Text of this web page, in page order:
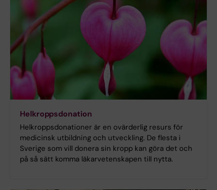
Helkroppsdonation
Helkroppsdonationer är en ovärderlig resurs för
medicinsk utbildning och utveckling. De flesta i
Sverige som vill donera sin kropp kan göra det och
på så sätt komma läkarvetenskapen till nytta.